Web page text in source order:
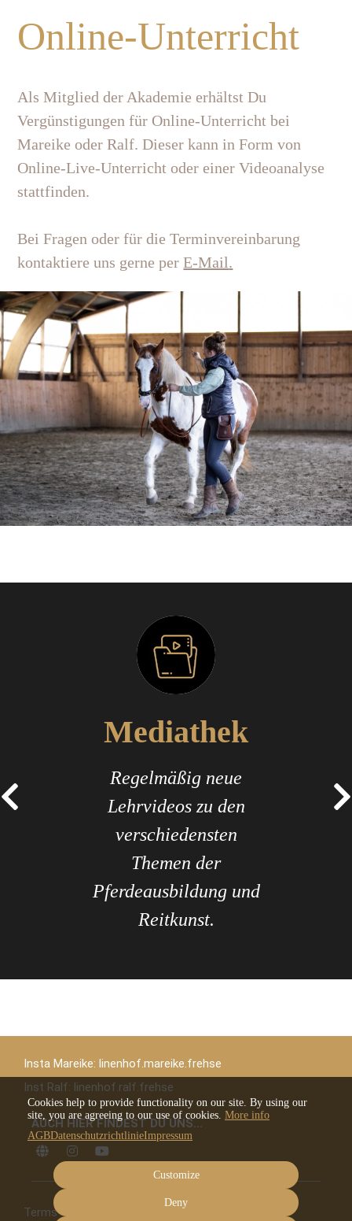
Online-Unterricht
Als Mitglied der Akademie erhältst Du
Vergünstigungen für Online-Unterricht bei
Mareike oder Ralf. Dieser kann in Form von
Online-Live-Unterricht oder einer Videoanalyse
stattfinden.
Bei Fragen oder für die Terminvereinbarung
kontaktiere uns gerne perE-Mail.
Mediathek
Regelmäßig neue
Lehrvideos zu den
verschiedensten
Themen der
Pferdeausbildung und
Reitkunst.
Insta Mareike: linenhof.mareike.frehse
Inst Ralf: linenhof.ralf.frehse
AUCH HIER FINDEST DU UNS...
Terms Cancel subscription
Cookies help to provide functionality on our site. By using our
site, you are agreeing to our use of cookies. More info
AGBDatenschutzrichtlinieImpressum
Customize
Deny